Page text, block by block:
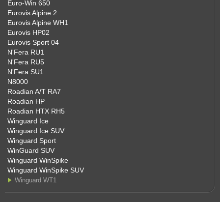
Euro-Win 650
Eurovis Alpine 2
Eurovis Alpine WH1
Eurovis HP02
Eurovis Sport 04
N'Fera RU1
N'Fera RU5
N'Fera SU1
N8000
Roadian A/T RA7
Roadian HP
Roadian HTX RH5
Winguard Ice
Winguard Ice SUV
Winguard Sport
WinGuard SUV
Winguard WinSpike
Winguard WinSpike SUV
Winguard WT1